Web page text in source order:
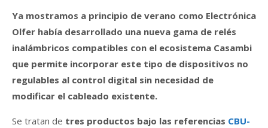
Ya mostramos a principio de verano como Electrónica
Olfer había desarrollado una nueva gama de relés
inalámbricos compatibles con el ecosistema Casambi
que permite incorporar este tipo de dispositivos no
regulables al control digital sin necesidad de
modificar el cableado existente.
Se tratan de tres productos bajo las referencias CBU-